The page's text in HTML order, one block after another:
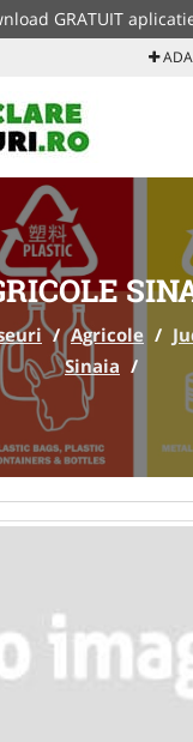
GRATUIT
/ Agricole /
Sinaia /